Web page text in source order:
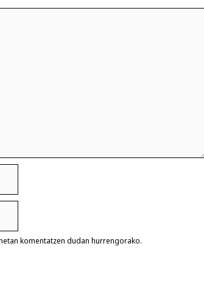
komentatzen dudan hurrengorako.